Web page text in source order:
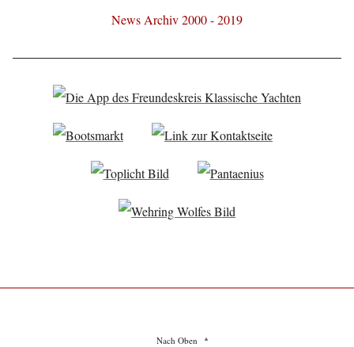
News Archiv 2000 - 2019
Nach Oben